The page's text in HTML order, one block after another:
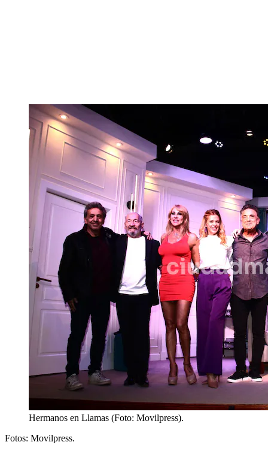
Hermanos en Llamas (Foto: Movilpress).
Fotos: Movilpress.